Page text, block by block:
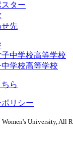
ター
先
中学校高等学校
学校高等学校
ら
リシー
University, All